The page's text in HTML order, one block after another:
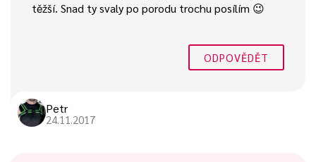
těžší. Snad ty svaly po porodu trochu posílím 😉
ODPOVĚDĚT
Petr
24.11.2017